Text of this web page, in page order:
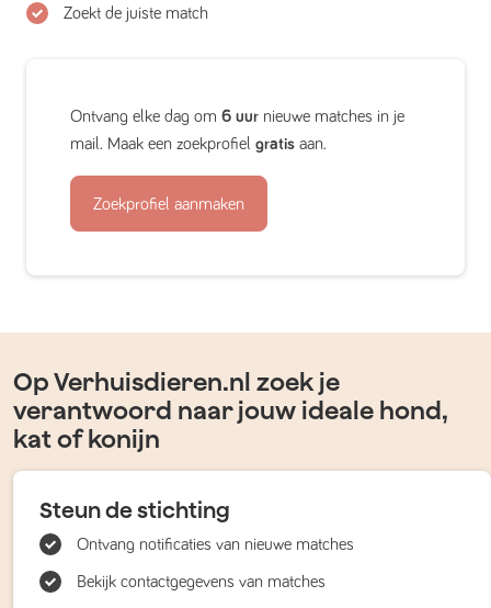
Zoekt de juiste match
Ontvang elke dag om 6 uur nieuwe matches in je
mail. Maak een zoekprofiel gratis aan.
Zoekprofiel aanmaken
Op Verhuisdieren.nl zoek je
verantwoord naar jouw ideale hond,
kat of konijn
Steun de stichting
Ontvang notificaties van nieuwe matches
Bekijk contactgegevens van matches